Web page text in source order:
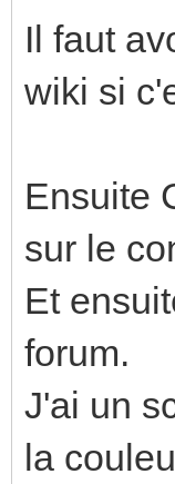
Il faut
wiki si
Ensuite
sur le
Et
forum.
J'ai un
la